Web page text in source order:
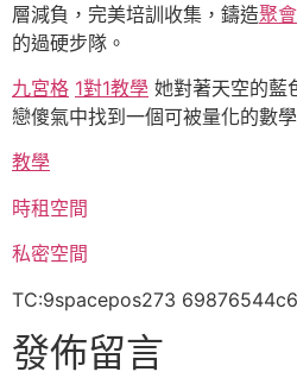
層減負，完美培訓收集，鑄造聚會
的過硬步隊。
九宮格 1對1教學 她對著天空的藍
戀傻氣中找到一個可被量化的數
教學
時租空間
私密空間
TC:9spacepos273
發佈留言